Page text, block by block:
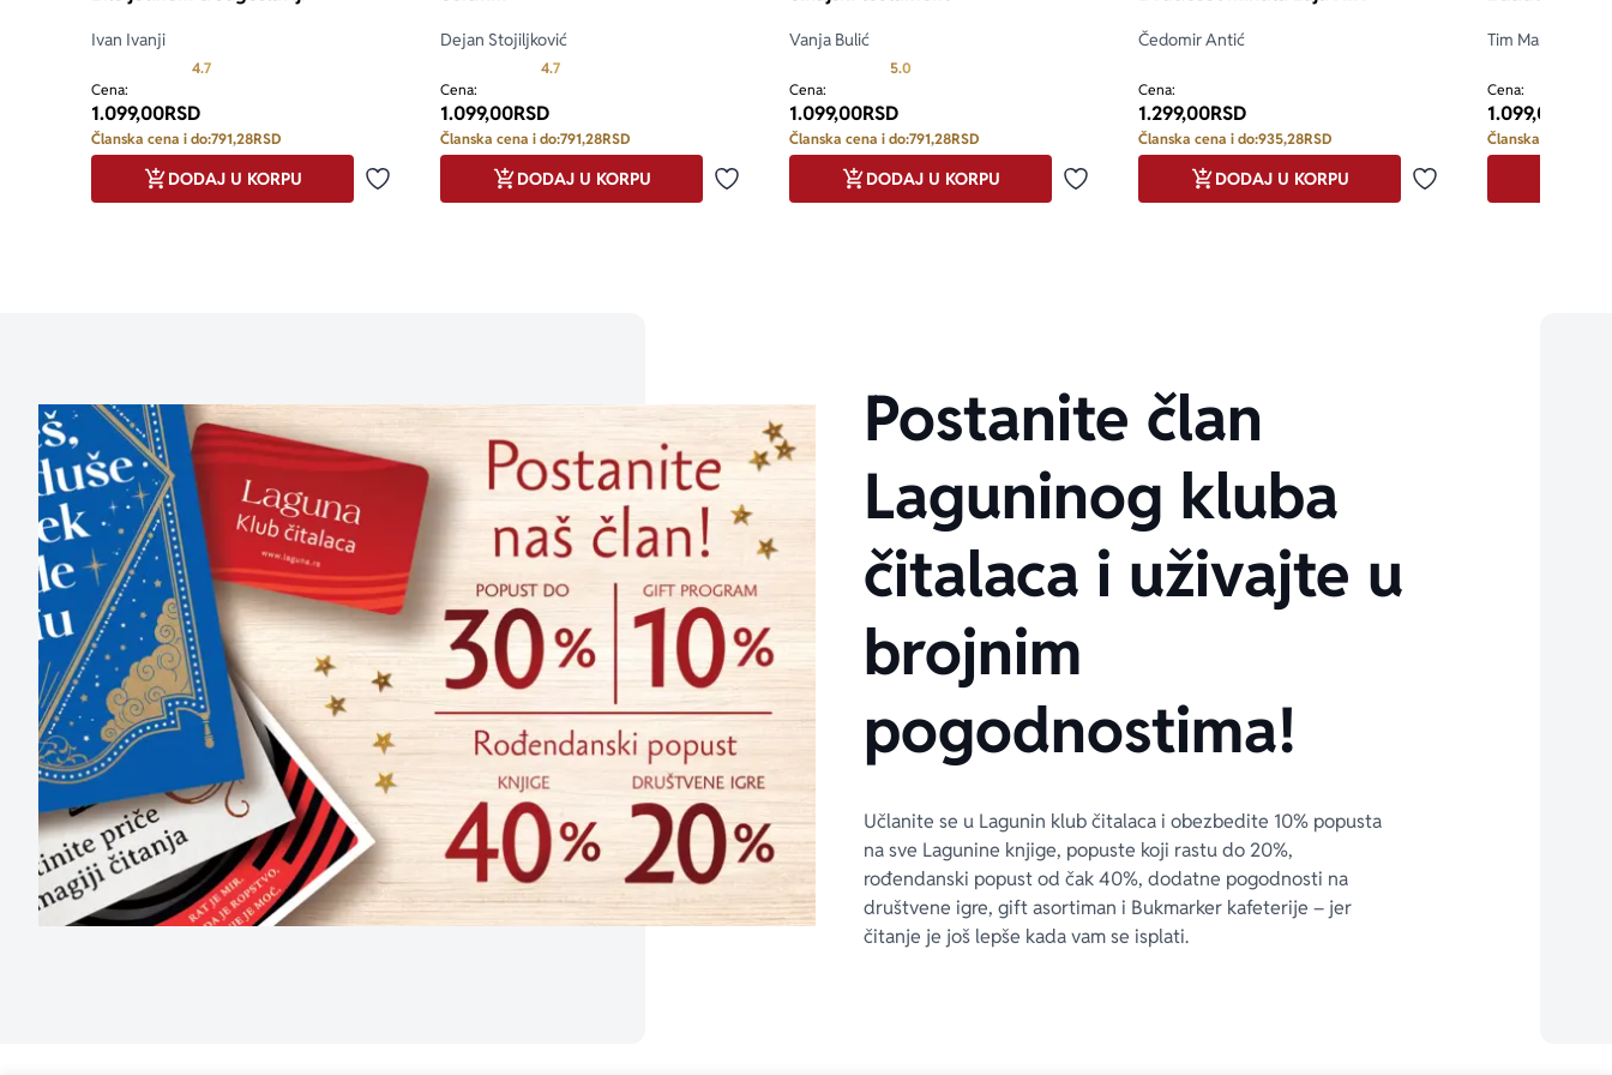
Ivan Ivanji
4.7Prosecna ocena je 4.7 od 5
Cena:
1.099,00RSD
Članska cena i do:791,28RSD
Dodaj u omiljene
DODAJ U KORPU
Dejan Stojiljković
4.7Prosecna ocena je 4.7 od 5
Cena:
1.099,00RSD
Članska cena i do:791,28RSD
Dodaj u omiljene
DODAJ U KORPU
Vanja Bulić
5.0
Cena:
1.099,00RSD
Članska cena i do:791,28RSD
Dodaj u omiljene
DODAJ U KORPU
Čedomir Antić
Cena:
1.299,00RSD
Članska cena i do:935,28RSD
Dodaj u omiljene
DODAJ U KORPU
Tim Maršal
Cena:
1.099,00
Članska cena i do:
Postanite član
Laguninog kluba
čitalaca i uživajte u
brojnim
pogodnostima!
Učlanite se u Lagunin klub čitalaca i obezbedite 10% popusta
na sve Lagunine knjige, popuste koji rastu do 20%,
rođendanski popust od čak 40%, dodatne pogodnosti na
društvene igre, gift asortiman i Bukmarker kafeterije – jer
čitanje je još lepše kada vam se isplati.